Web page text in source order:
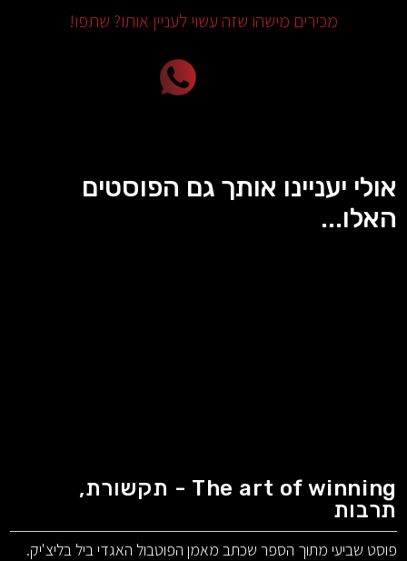
מכירים מישהו שזה עשוי לעניין אותו? שתפו!
אולי יעניינו אותך גם הפוסטים
האלו...
The art of winning - תקשורת,
תרבות
פוסט שביעי מתוך הספר שכתב מאמן הפוטבול האגדי ביל בליצ'יק.